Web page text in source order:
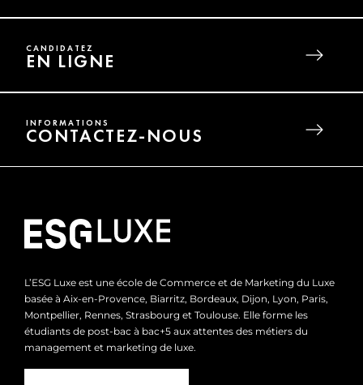
CANDIDATEZ
EN LIGNE
INFORMATIONS
CONTACTEZ-NOUS
L’ESG Luxe est une école de Commerce et de Marketing du Luxe
basée à Aix-en-Provence, Biarritz, Bordeaux, Dijon, Lyon, Paris,
Montpellier, Rennes, Strasbourg et Toulouse. Elle forme les
étudiants de post-bac à bac+5 aux attentes des métiers du
management et marketing de luxe.